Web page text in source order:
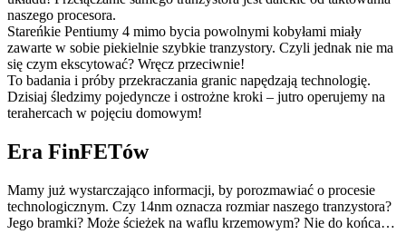
naszego procesora.
Stareńkie Pentiumy 4 mimo bycia powolnymi kobyłami miały
zawarte w sobie piekielnie szybkie tranzystory. Czyli jednak nie ma
się czym ekscytować? Wręcz przeciwnie!
To badania i próby przekraczania granic napędzają technologię.
Dzisiaj śledzimy pojedyncze i ostrożne kroki – jutro operujemy na
terahercach w pojęciu domowym!
Era FinFETów
Mamy już wystarczająco informacji, by porozmawiać o procesie
technologicznym. Czy 14nm oznacza rozmiar naszego tranzystora?
Jego bramki? Może ścieżek na waflu krzemowym? Nie do końca…